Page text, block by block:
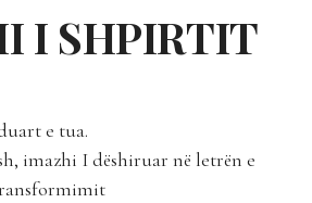
I SHPIRTIT
e tua.
imazhi I dëshiruar në letrën e